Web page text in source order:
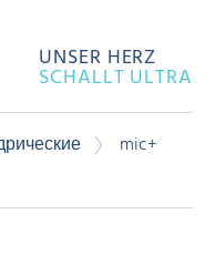
UNSER HERZ
SCHALLT ULTRA
mic+